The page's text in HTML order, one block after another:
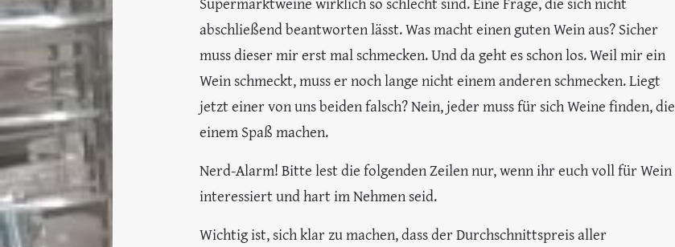
abschließend beantworten lässt. Was macht einen guten Wein aus? Sicher
muss dieser mir erst mal schmecken. Und da geht es schon los. Weil mir ein
Wein schmeckt, muss er noch lange nicht einem anderen schmecken. Liegt
jetzt einer von uns beiden falsch? Nein, jeder muss für sich Weine finden, die
einem Spaß machen.
Nerd-Alarm! Bitte lest die folgenden Zeilen nur, wenn ihr euch voll für Wein
interessiert und hart im Nehmen seid.
Wichtig ist, sich klar zu machen, dass der Durchschnittspreis aller